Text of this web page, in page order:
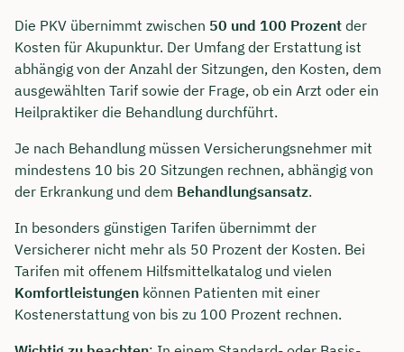
Die PKV übernimmt zwischen 50 und 100 Prozent der
Kosten für Akupunktur. Der Umfang der Erstattung ist
abhängig von der Anzahl der Sitzungen, den Kosten, dem
ausgewählten Tarif sowie der Frage, ob ein Arzt oder ein
Heilpraktiker die Behandlung durchführt.
Je nach Behandlung müssen Versicherungsnehmer mit
mindestens 10 bis 20 Sitzungen rechnen, abhängig von
der Erkrankung und dem Behandlungsansatz.
In besonders günstigen Tarifen übernimmt der
Versicherer nicht mehr als 50 Prozent der Kosten. Bei
Tarifen mit offenem Hilfsmittelkatalog und vielen
Komfortleistungen können Patienten mit einer
Kostenerstattung von bis zu 100 Prozent rechnen.